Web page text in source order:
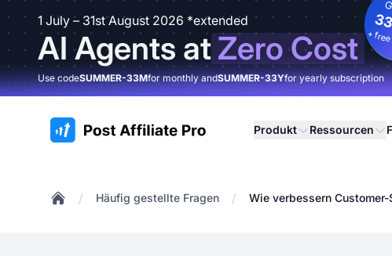
1 July – 31st August 2026 *extended
AI Agents atZero Cost +
Use codeSUMMER-33Mfor monthly andSUMMER-33Yfor yearly subscription
:site.title Produkt Ressourcen
/ Häufig gestellte Fragen / Wie verbessern